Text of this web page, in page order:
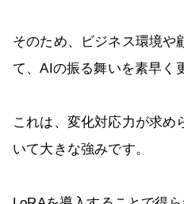
そのため、ビジネス環境や
て、AIの振る舞いを素早く
これは、変化対応力が求め
いて大きな強みです。